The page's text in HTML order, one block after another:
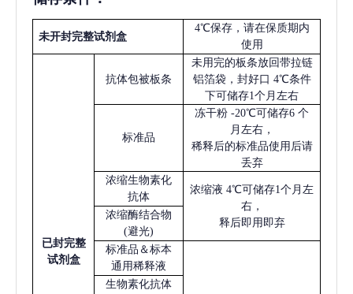
未开封完整试剂盒
4℃保存，请在保质期内
使用
已封完整
试剂盒
抗体包被板条
未用完的板条放回带拉链
铝箔袋，封好口 4℃条件
下可储存1个月左右
标准品
冻干粉 -20℃可储存6 个
月左右，
稀释后的标准品使用后请
丢弃
浓缩生物素化
抗体
浓缩液 4℃可储存1个月左
右，
释后即用即弃
浓缩酶结合物
(避光)
标准品＆标本
通用稀释液
生物素化抗体